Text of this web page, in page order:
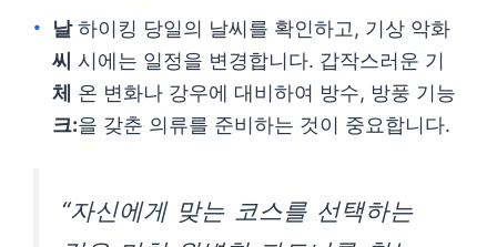
날
씨
체
크:
하이킹 당일의 날씨를 확인하고, 기상 악화
시에는 일정을 변경합니다. 갑작스러운 기
온 변화나 강우에 대비하여 방수, 방풍 기능
을 갖춘 의류를 준비하는 것이 중요합니다.
“자신에게 맞는 코스를 선택하는